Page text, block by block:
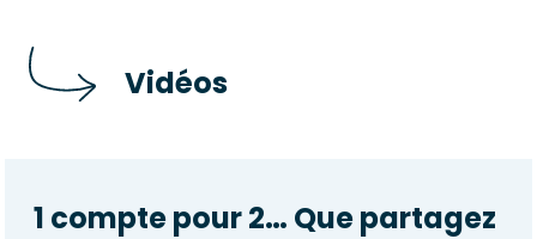
Vidéos
1 compte pour 2… Que partagez